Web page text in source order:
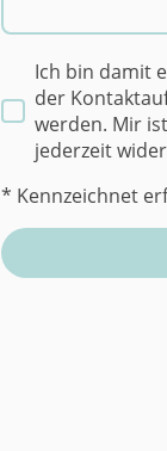
Ich bin damit
der
werden. Mir
jederzeit
* Kennzeichnet